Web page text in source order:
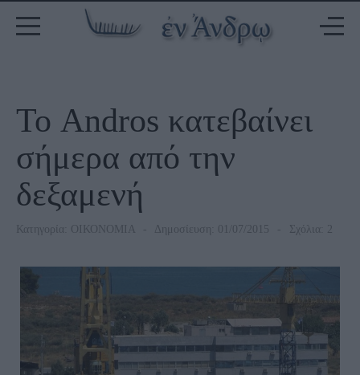
Το Andros κατεβαίνει
σήμερα από την
δεξαμενή
Κατηγορία: ΟΙΚΟΝΟΜΙΑ Δημοσίευση: 01/07/2015 Σχόλια: 2